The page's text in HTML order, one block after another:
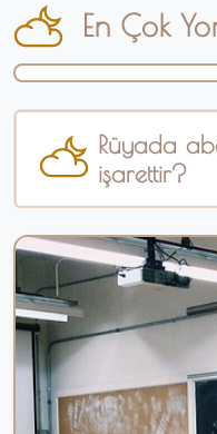
En Çok
Rüyada
işarettir?